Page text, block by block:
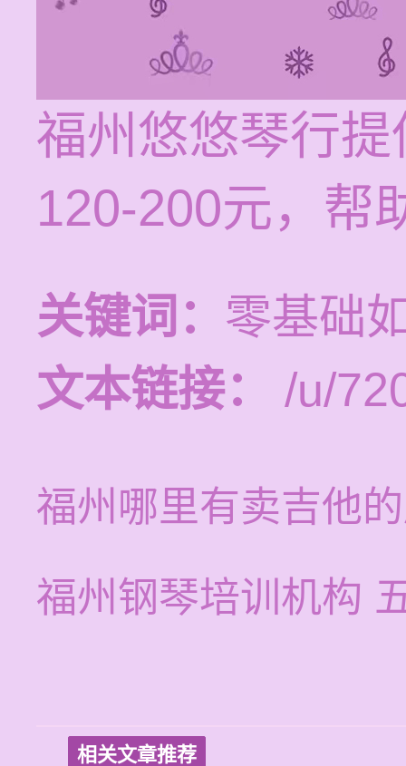
福州悠悠琴行
120-200元，帮
关键词： 零基础
文本链接：
/u/
福州哪里有卖吉他
福州钢琴培训机构
相关文章推荐